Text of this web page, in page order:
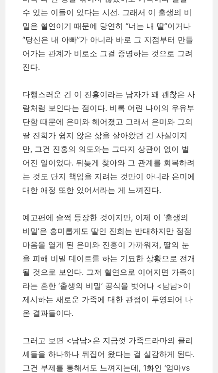
수 있는 이들이 있다는 시선. 그래서 이 출생의 비
밀은 혈연이기 때문에 당연히 “너는 내 딸”이거나
“당신은 내 아빠”가 아니라 바로 그 지점부터 만들
어가는 관계가 비로소 그걸 증명하는 것으로 그려
진다.
다행스러운 건 이 진홍이라는 남자가 꽤 괜찮은 사
람처럼 보인다는 점이다. 비록 어린 나이의 우유부
단함 때문에 은미와 헤어졌고 그래서 은미와 그의
딸 진희가 쉽지 않은 삶을 살아왔던 건 사실이지
만, 그건 진홍의 의도와는 그다지 상관이 없이 벌
어진 일이었다. 뒤늦게 찾아와 그 관계를 회복하려
는 것도 단지 책임을 지려는 것만이 아니라 은미에
대한 애정 또한 있어서라는 게 느껴진다.
예고편에 슬쩍 등장한 것이지만, 이제 이 ‘출생의
비밀’은 흥미롭게도 딸인 진희는 반대하지만 점점
마음을 열게 된 은미와 진홍이 가까워져, 딸의 눈
을 피해 비밀 데이트를 하는 기묘한 상황으로 전개
될 것으로 보인다. 그저 혈연으로 이어지면 가족이
라는 흔한 ‘출생의 비밀’ 공식을 벗어나 <남남>이
제시하는 새로운 가족에 대한 관점이 투영되어 나
온 결과들이다.
그러고 보면 <남남>은 지금껏 가족드라마의 클리
셰들을 하나하나 뒤집어 왔다는 걸 실감하게 된다.
그건 부제를 통해서도 느껴지는데, 1화인 ‘엄마vs